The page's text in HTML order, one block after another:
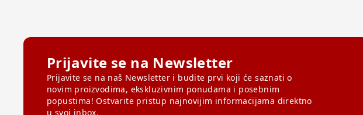
Prijavite se na Newsletter
Prijavite se na naš Newsletter i budite prvi koji će saznati o
novim proizvodima, ekskluzivnim ponudama i posebnim
popustima! Ostvarite pristup najnovijim informacijama direktno
u svoj inbox.